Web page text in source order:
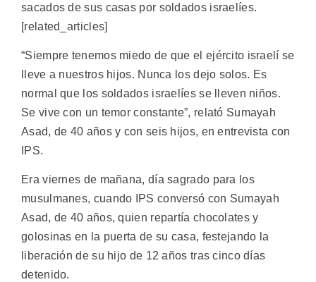
sacados de sus casas por soldados israelíes.
[related_articles]
“Siempre tenemos miedo de que el ejército israelí se
lleve a nuestros hijos. Nunca los dejo solos. Es
normal que los soldados israelíes se lleven niños.
Se vive con un temor constante”, relató Sumayah
Asad, de 40 años y con seis hijos, en entrevista con
IPS.
Era viernes de mañana, día sagrado para los
musulmanes, cuando IPS conversó con Sumayah
Asad, de 40 años, quien repartía chocolates y
golosinas en la puerta de su casa, festejando la
liberación de su hijo de 12 años tras cinco días
detenido.